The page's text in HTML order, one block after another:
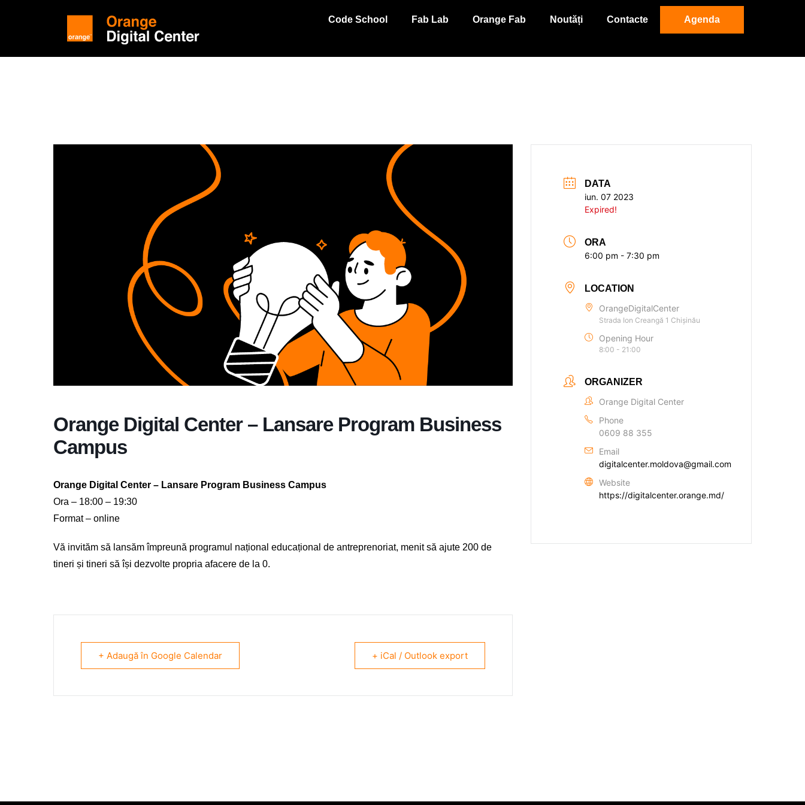
Code School Fab Lab Orange Fab Noutăți Contacte Agenda
Orange Digital Center – Lansare Program Business
Campus
Orange Digital Center – Lansare Program Business Campus
Ora – 18:00 – 19:30
Format – online
Vă invităm să lansăm împreună programul național educațional de antreprenoriat, menit să ajute 200 de
tineri și tineri să își dezvolte propria afacere de la 0.
+ Adaugă în Google Calendar + iCal / Outlook export
DATA
iun. 07 2023
Expired!
ORA
6:00 pm - 7:30 pm
LOCATION
OrangeDigitalCenter
Strada Ion Creangă 1 Chișinău
Opening Hour
8:00 - 21:00
ORGANIZER
Orange Digital Center
Phone
0609 88 355
Email
digitalcenter.moldova@gmail.com
Website
https://digitalcenter.orange.md/